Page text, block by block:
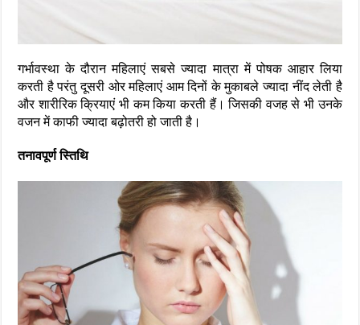
गर्भावस्था के दौरान महिलाएं सबसे ज्यादा मात्रा में पोषक आहार लिया
करती है परंतु दूसरी ओर महिलाएं आम दिनों के मुकाबले ज्यादा नींद लेती है
और शारीरिक क्रियाएं भी कम किया करती हैं। जिसकी वजह से भी उनके
वजन में काफी ज्यादा बढ़ोतरी हो जाती है।
तनावपूर्ण स्तिथि